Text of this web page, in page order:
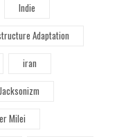
Indie
Adaptation
iran
Jacksonizm
Milei